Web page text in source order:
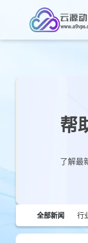
帮
了解最
全部新闻 行